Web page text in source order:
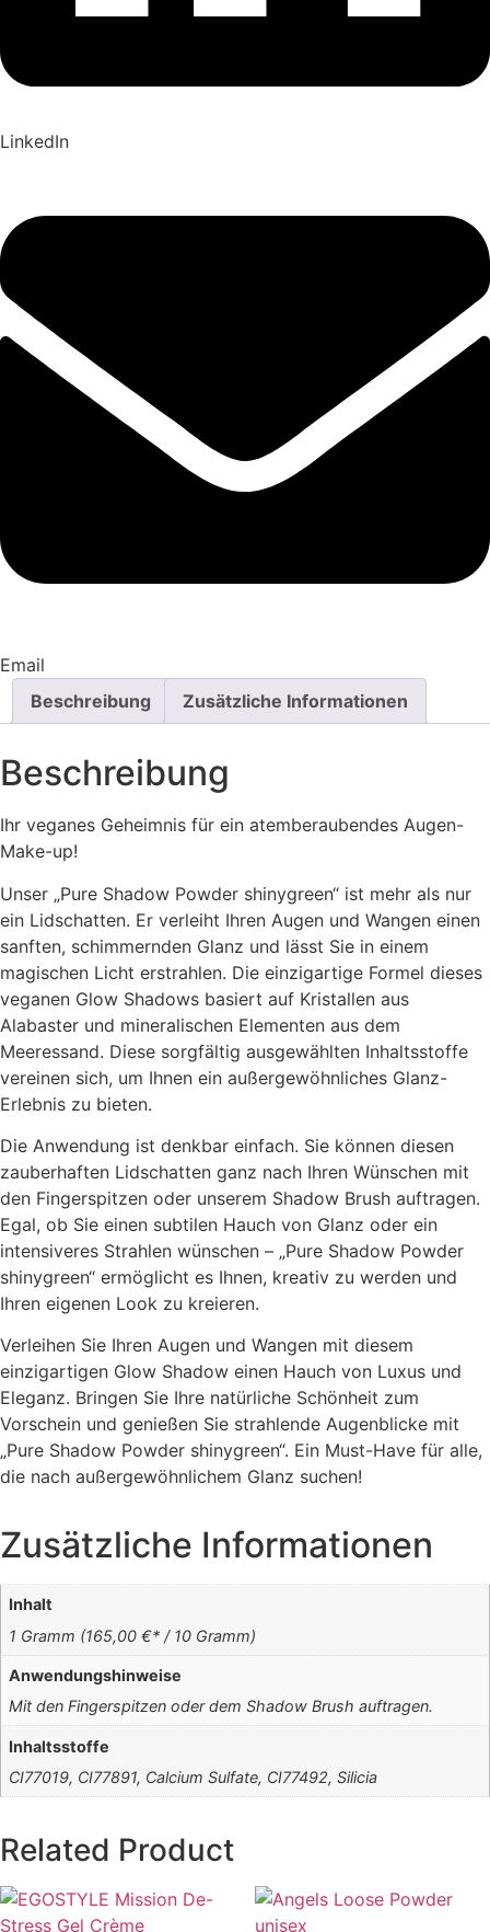
LinkedIn
Email
Beschreibung
Zusätzliche Informationen
Beschreibung
Ihr veganes Geheimnis für ein atemberaubendes Augen-
Make-up!
Unser „Pure Shadow Powder shinygreen“ ist mehr als nur
ein Lidschatten. Er verleiht Ihren Augen und Wangen einen
sanften, schimmernden Glanz und lässt Sie in einem
magischen Licht erstrahlen. Die einzigartige Formel dieses
veganen Glow Shadows basiert auf Kristallen aus
Alabaster und mineralischen Elementen aus dem
Meeressand. Diese sorgfältig ausgewählten Inhaltsstoffe
vereinen sich, um Ihnen ein außergewöhnliches Glanz-
Erlebnis zu bieten.
Die Anwendung ist denkbar einfach. Sie können diesen
zauberhaften Lidschatten ganz nach Ihren Wünschen mit
den Fingerspitzen oder unserem Shadow Brush auftragen.
Egal, ob Sie einen subtilen Hauch von Glanz oder ein
intensiveres Strahlen wünschen – „Pure Shadow Powder
shinygreen“ ermöglicht es Ihnen, kreativ zu werden und
Ihren eigenen Look zu kreieren.
Verleihen Sie Ihren Augen und Wangen mit diesem
einzigartigen Glow Shadow einen Hauch von Luxus und
Eleganz. Bringen Sie Ihre natürliche Schönheit zum
Vorschein und genießen Sie strahlende Augenblicke mit
„Pure Shadow Powder shinygreen“. Ein Must-Have für alle,
die nach außergewöhnlichem Glanz suchen!
Zusätzliche Informationen
Inhalt
1 Gramm (165,00 €* / 10 Gramm)
Anwendungshinweise
Mit den Fingerspitzen oder dem Shadow Brush auftragen.
Inhaltsstoffe
CI77019, CI77891, Calcium Sulfate, CI77492, Silicia
Related Product